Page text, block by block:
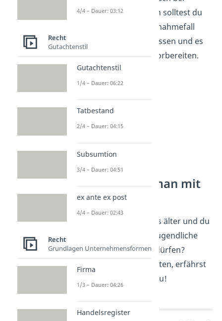
milden Temperaturen solltest du
dein Kind nur im Ausnahmefall
lassen und es
vorher ganz genau vorbereiten.
Wie lange darf man mit
15 raus?
Dein Kind ist schon etwas älter und du
willst wissen, wie lange Jugendliche
abends unterwegs sein dürfen?
Welche Regeln mit 15 gelten, erfährst
dazu!
4/4 – Dauer: 03:12
Recht
Gutachtenstil
Gutachtenstil
1/4 – Dauer: 06:22
Tatbestand
2/4 – Dauer: 04:15
Subsumtion
3/4 – Dauer: 04:51
ex ante ex post
4/4 – Dauer: 02:43
Recht
Grundlagen Unternehmensformen
Firma
1/3 – Dauer: 04:26
Handelsregister